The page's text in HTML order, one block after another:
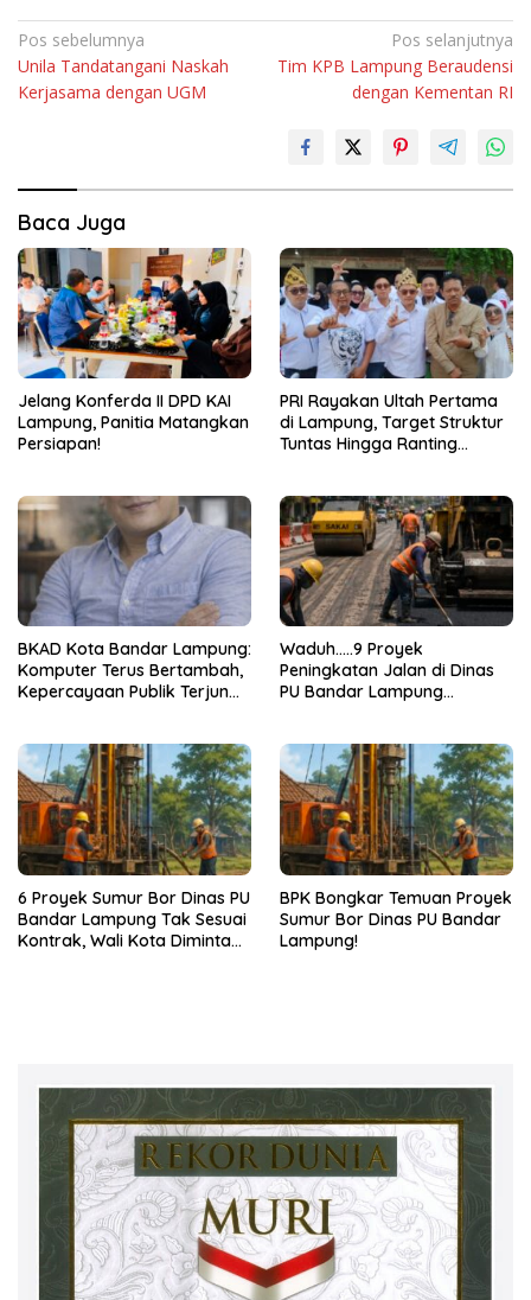
Navigasi
pos
Pos sebelumnya
Unila Tandatangani Naskah
Kerjasama dengan UGM
Pos selanjutnya
Tim KPB Lampung Beraudensi
dengan Kementan RI
Baca Juga
Jelang Konferda II DPD KAI
Lampung, Panitia Matangkan
Persiapan!
PRI Rayakan Ultah Pertama
di Lampung, Target Struktur
Tuntas Hingga Ranting
BKAD Kota Bandar Lampung:
Komputer Terus Bertambah,
Kepercayaan Publik Terjun
Waduh…..9 Proyek
Peningkatan Jalan di Dinas
PU Bandar Lampung
6 Proyek Sumur Bor Dinas PU
Bandar Lampung Tak Sesuai
Kontrak, Wali Kota Diminta
BPK Bongkar Temuan Proyek
Sumur Bor Dinas PU Bandar
Lampung!